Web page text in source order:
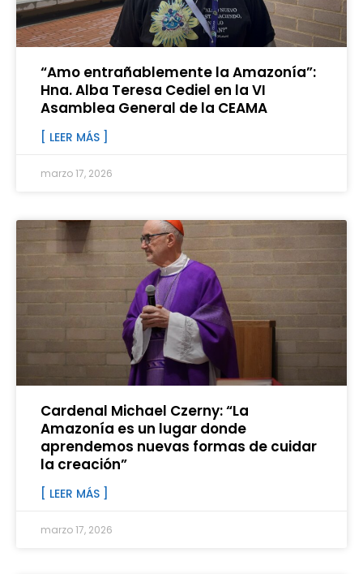
“Amo entrañablemente la Amazonía”:
Hna. Alba Teresa Cediel en la VI
Asamblea General de la CEAMA
[ LEER MÁS ]
marzo 17, 2026
Cardenal Michael Czerny: “La
Amazonía es un lugar donde
aprendemos nuevas formas de cuidar
la creación”
[ LEER MÁS ]
marzo 17, 2026